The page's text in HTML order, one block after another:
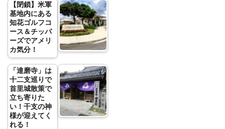
【閉鎖】米軍
基地内にある
知花ゴルフコ
ース＆チッパ
ーズでアメリ
カ気分！
「達磨寺」は
十二支巡りで
首里城散策で
立ち寄りた
い！干支の神
様が迎えてく
れる！